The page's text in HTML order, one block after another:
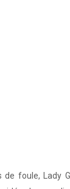
de foule, Lady